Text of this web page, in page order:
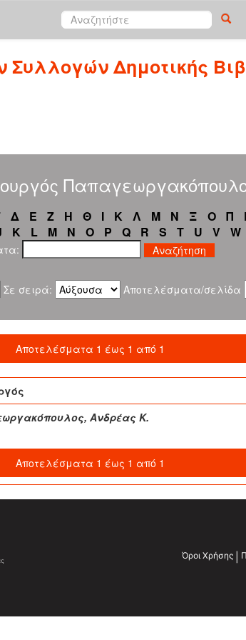
Δημοτικής
Δ Ε Ζ Η Θ Ι Κ Λ Μ Ν Ξ Ο Π
K L M N O P Q R S T U V W
Σε σειρά: Αποτελέσματα/σελίδα
Αποτελέσματα 1 έως 1 από 1
Ανδρέας Κ.
Αποτελέσματα 1 έως 1 από 1